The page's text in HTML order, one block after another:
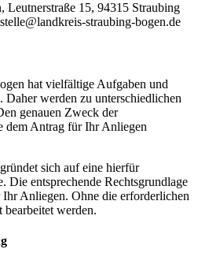
Leutnerstraße 15, 94315 Straubing
straubing-bogen.de
hat vielfältige Aufgaben und
Daher werden zu unterschiedlichen
genauen Zweck der
dem Antrag für Ihr Anliegen
sich auf eine hierfür
Die entsprechende Rechtsgrundlage
Anliegen. Ohne die erforderlichen
werden.